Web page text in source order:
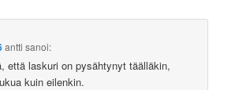
antti sanoi:
että laskuri on pysähtynyt täälläkin,
kuin eilenkin.